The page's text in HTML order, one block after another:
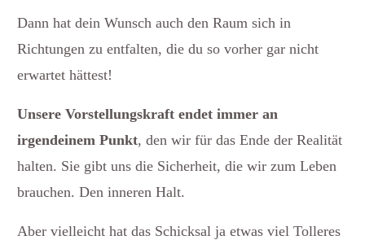
Dann hat dein Wunsch auch den Raum sich in
Richtungen zu entfalten, die du so vorher gar nicht
erwartet hättest!
Unsere Vorstellungskraft endet immer an
irgendeinem Punkt, den wir für das Ende der Realität
halten. Sie gibt uns die Sicherheit, die wir zum Leben
brauchen. Den inneren Halt.
Aber vielleicht hat das Schicksal ja etwas viel Tolleres